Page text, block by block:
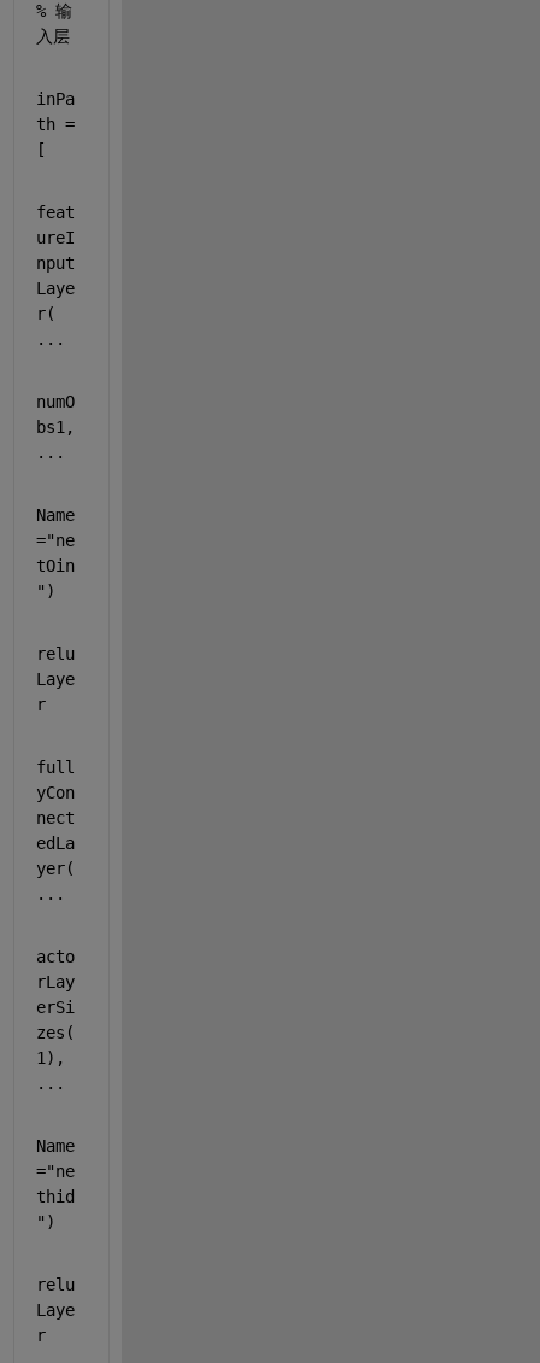
% 输
入层
inPa
th =
[
feat
ureI
nput
Laye
...
numO
...
Name
="ne
tOin
" )
relu
Laye
r
full
yCon
nect
edLa
...
acto
rLay
erSi
zes(
...
Name
="ne
thid
" )
relu
Laye
r